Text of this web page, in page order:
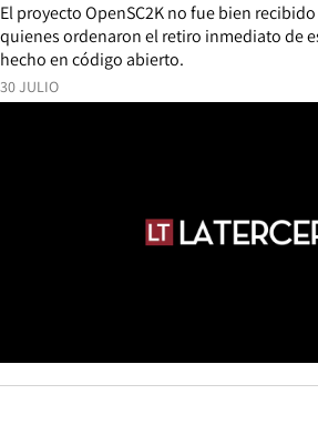
30 JULIO
El proyecto OpenSC2K no fue bien
quienes ordenaron el retiro inmediato de
hecho en código abierto.